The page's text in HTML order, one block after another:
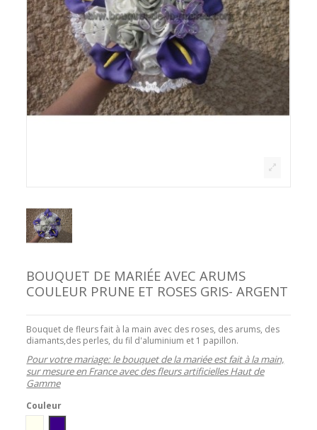
BOUQUET DE MARIÉE AVEC ARUMS
COULEUR PRUNE ET ROSES GRIS- ARGENT
Bouquet de fleurs fait à la main avec des roses, des arums, des
diamants,des perles, du fil d'aluminium et 1 papillon.
Pour votre mariage: le bouquet de la mariée est fait à la main,
sur mesure en France avec des fleurs artificielles Haut de
Gamme
Couleur